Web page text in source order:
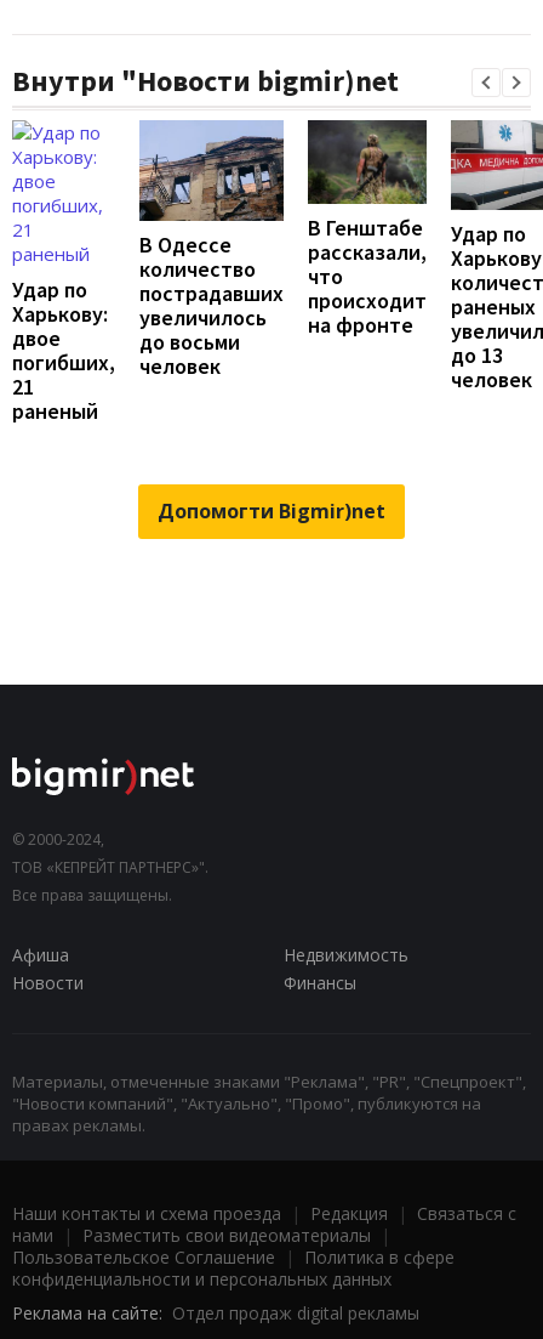
Внутри "Новости bigmir)net
Удар по
Харькову:
двое
погибших,
21
раненый
В Одессе
количество
пострадавших
увеличилось
до восьми
человек
В Генштабе
рассказали,
что
происходит
на фронте
Удар по
раненых
до 13
человек
Допомогти Bigmir)net
© 2000-2024,
ТОВ «КЕПРЕЙТ ПАРТНЕРС»".
Все права защищены.
Афиша
Недвижимость
Новости
Финансы
Материалы, отмеченные знаками "Реклама", "PR", "Спецпроект",
"Новости компаний", "Актуально", "Промо", публикуются на
правах рекламы.
Наши контакты и схема проезда | Редакция | Связаться с
нами | Разместить свои видеоматериалы |
Пользовательское Соглашение |
Политика в сфере
конфиденциальности и персональных данных
Реклама на сайте: Отдел продаж digital рекламы